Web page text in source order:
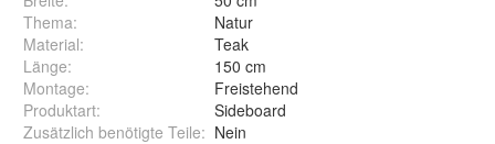
Thema:
Natur
Material:
Teak
Länge:
150 cm
Montage:
Freistehend
Produktart:
Sideboard
Zusätzlich benötigte Teile: Nein